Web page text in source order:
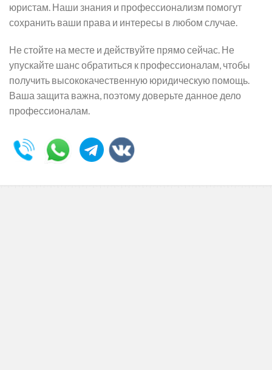
юристам. Наши знания и профессионализм помогут
сохранить ваши права и интересы в любом случае.
Не стойте на месте и действуйте прямо сейчас. Не
упускайте шанс обратиться к профессионалам, чтобы
получить высококачественную юридическую помощь.
Ваша защита важна, поэтому доверьте данное дело
профессионалам.